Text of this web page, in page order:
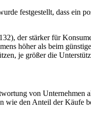
festgestellt, dass ein
der stärker für
höher als beim
je größer die
von
den Anteil der